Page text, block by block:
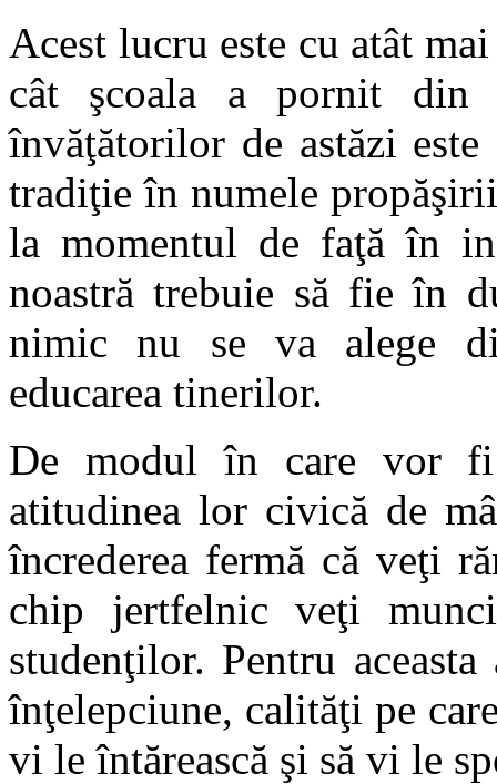
Acest lucru este cu atât
cât şcoala a pornit din
învăţătorilor de astăzi este
tradiţie în numele
la momentul de faţă în
noastră trebuie să fie în
nimic nu se va alege
educarea tinerilor.
De modul în care vor fi
atitudinea lor civică de
încrederea fermă că veţi
chip jertfelnic veţi
studenţilor. Pentru
înţelepciune, calităţi pe
vi le întărească şi să vi le